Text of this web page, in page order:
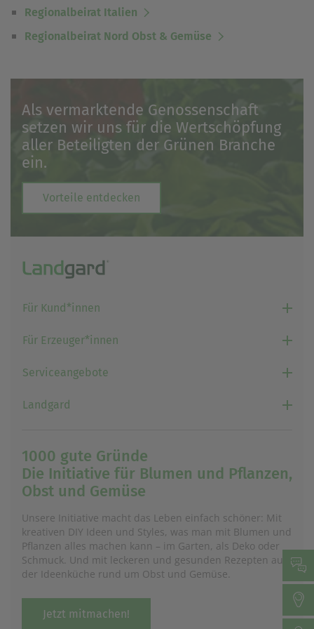
einem erneuten Besuch der Seite schnell wieder zur
Verfügung stellen.
zugeschnitten sind.
Regionalbeirat Italien
Regionalbeirat Nord Obst & Gemüse
Als vermarktende Genossenschaft
setzen wir uns für die Wertschöpfung
aller Beteiligten der Grünen Branche
ein.
Vorteile entdecken
Für Kund*innen
Für Erzeuger*innen
Serviceangebote
Landgard
1000 gute Gründe
Die Initiative für Blumen und Pflanzen,
Obst und Gemüse
Unsere Initiative macht das Leben einfach schöner: Mit
kreativen DIY Ideen und Styles, was man mit Blumen und
Pflanzen alles machen kann – im Garten, als Deko oder
Schmuck. Und mit leckeren und gesunden Rezepten aus
der Ideenküche rund um Obst und Gemüse.
Jetzt mitmachen!